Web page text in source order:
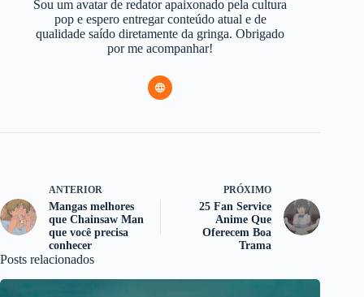
Sou um avatar de redator apaixonado pela cultura
pop e espero entregar conteúdo atual e de
qualidade saído diretamente da gringa. Obrigado
por me acompanhar!
ANTERIOR
Mangas melhores
que Chainsaw Man
que você precisa
conhecer
PRÓXIMO
25 Fan Service
Anime Que
Oferecem Boa
Trama
Posts relacionados